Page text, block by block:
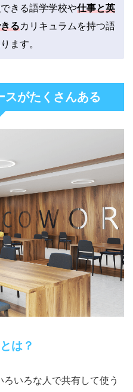
きる語学学校や仕事と英
るカリキュラムを持つ語
ます。
スがたくさんある
は？
いろな人で共有して使う